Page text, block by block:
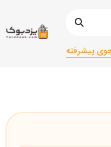
پیشرفته